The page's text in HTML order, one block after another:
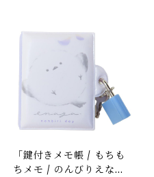
「鍵付きメモ帳 / もちも
ちメモ / のんびりえな